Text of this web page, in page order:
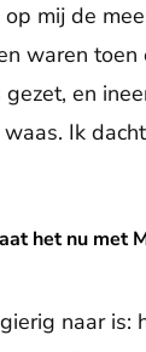
op mij de
waren
en
Ik
het nu met
en zijn
naar